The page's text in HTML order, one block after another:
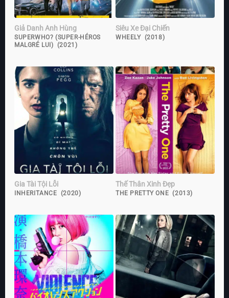
Giả Danh Anh Hùng
SUPERWHO? (SUPER-HÉROS
MALGRÉ LUI) (2021)
Siêu Xe Đại Chiến
WHEELY (2018)
Gia Tài Tội Lỗi
INHERITANCE (2020)
Thế Thân Xinh Đẹp
THE PRETTY ONE (2013)